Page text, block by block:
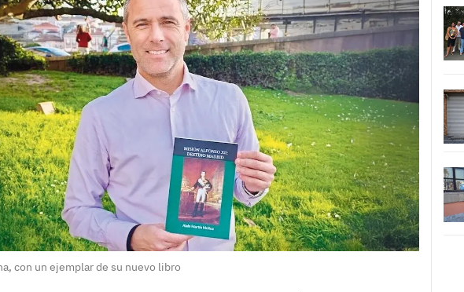
con un ejemplar de su nuevo libro